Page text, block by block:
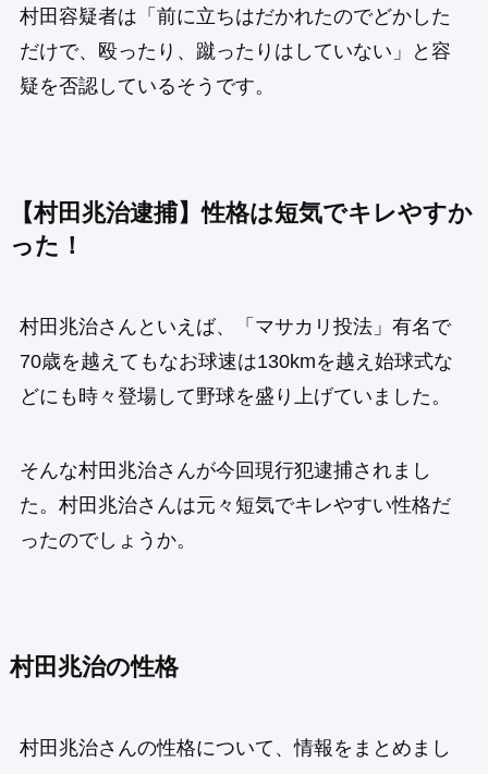
村田容疑者は「前に立ちはだかれたのでどかした
だけで、殴ったり、蹴ったりはしていない」と容
疑を否認しているそうです。
【村田兆治逮捕】性格は短気でキレやすか
った！
村田兆治さんといえば、「マサカリ投法」有名で
70歳を越えてもなお球速は130kmを越え始球式な
どにも時々登場して野球を盛り上げていました。
そんな村田兆治さんが今回現行犯逮捕されまし
た。村田兆治さんは元々短気でキレやすい性格だ
ったのでしょうか。
村田兆治の性格
村田兆治さんの性格について、情報をまとめまし